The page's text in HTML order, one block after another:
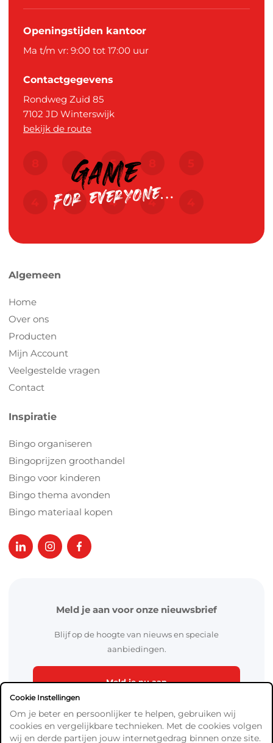
Openingstijden kantoor
Ma t/m vr: 9:00 tot 17:00 uur
Contactgegevens
Rondweg Zuid 85
7102 JD Winterswijk
bekijk de route
Algemeen
Home
Over ons
Producten
Mijn Account
Veelgestelde vragen
Contact
Inspiratie
Bingo organiseren
Bingoprijzen groothandel
Bingo voor kinderen
Bingo thema avonden
Bingo materiaal kopen
Meld je aan voor onze nieuwsbrief
Blijf op de hoogte van nieuws en speciale
aanbiedingen.
Meld je nu aan
Cookie Instellingen
Om je beter en persoonlijker te helpen, gebruiken wij
cookies en vergelijkbare technieken. Met de cookies volgen
wij en derde partijen jouw internetgedrag binnen onze site.